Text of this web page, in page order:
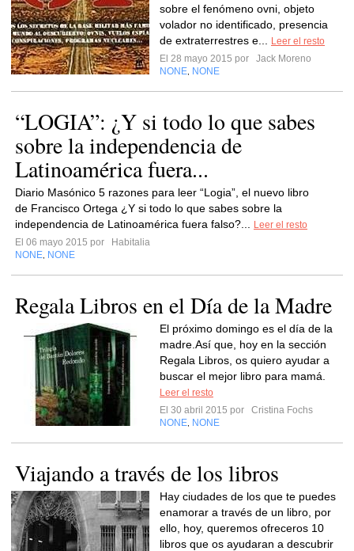
sobre el fenómeno ovni, objeto
volador no identificado, presencia
de extraterrestres e...
Leer el resto
El 28 mayo 2015 por
Jack Moreno
NONE NONE
“LOGIA”: ¿Y si todo lo que sabes
sobre la independencia de
Latinoamérica fuera...
Diario Masónico 5 razones para leer “Logia”, el nuevo libro
de Francisco Ortega ¿Y si todo lo que sabes sobre la
independencia de Latinoamérica fuera falso?...
Leer el resto
El 06 mayo 2015 por
Habitalia
NONE NONE
Regala Libros en el Día de la Madre
El próximo domingo es el día de la
madre.Así que, hoy en la sección
Regala Libros, os quiero ayudar a
buscar el mejor libro para mamá.
Leer el resto
El 30 abril 2015 por
Cristina Fochs
NONE NONE
Viajando a través de los libros
Hay ciudades de los que te puedes
enamorar a través de un libro, por
ello, hoy, queremos ofreceros 10
libros que os ayudaran a descubrir